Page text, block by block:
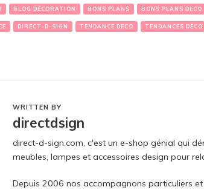
BLOG DÉCORATION BONS PLANS BONS PLANS DECO
DIRECT-D-SIGN TENDANCE DECO TENDANCES DÉCO
WRITTEN BY
directdsign
direct-d-sign.com, c'est un e-shop génial qui
meubles, lampes et accessoires design pour
Depuis 2006 nos accompagnons particuliers